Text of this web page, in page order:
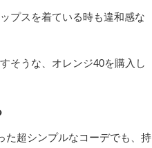
プスを着ている時も違和感な
そうな、オレンジ40を購入し
た超シンプルなコーデでも、持